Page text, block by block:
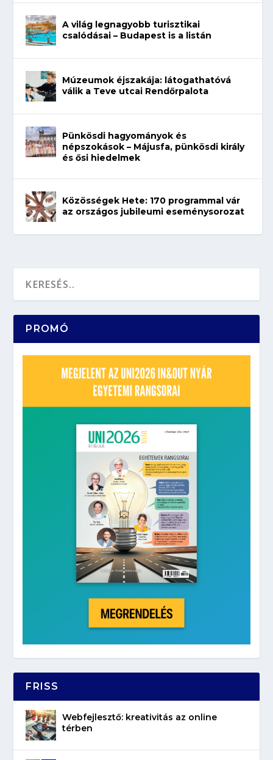
A világ legnagyobb turisztikai
csalódásai – Budapest is a listán
Múzeumok éjszakája: látogathatóvá
válik a Teve utcai Rendőrpalota
Pünkösdi hagyományok és
népszokások – Májusfa, pünkösdi király
és ősi hiedelmek
Közösségek Hete: 170 programmal vár
az országos jubileumi eseménysorozat
PROMÓ
FRISS
Webfejlesztő: kreativitás az online
térben